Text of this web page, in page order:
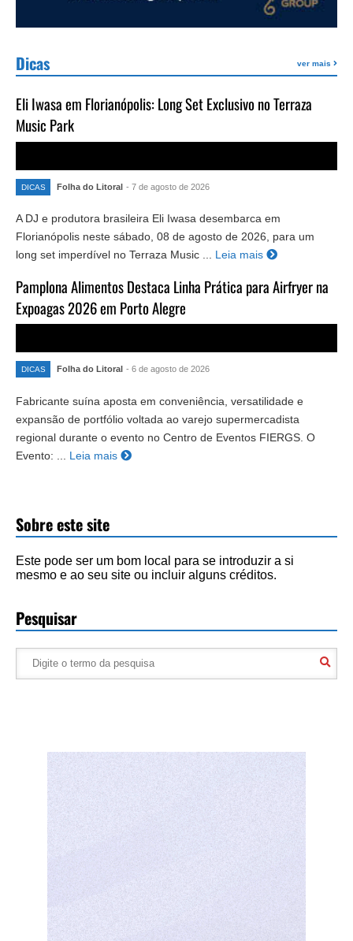
Dicas ver mais
Eli Iwasa em Florianópolis: Long Set Exclusivo no Terraza
Music Park
DICAS Folha do Litoral - 7 de agosto de 2026
A DJ e produtora brasileira Eli Iwasa desembarca em
Florianópolis neste sábado, 08 de agosto de 2026, para um
long set imperdível no Terraza Music ...
Leia mais
Pamplona Alimentos Destaca Linha Prática para Airfryer na
Expoagas 2026 em Porto Alegre
DICAS Folha do Litoral - 6 de agosto de 2026
Fabricante suína aposta em conveniência, versatilidade e
expansão de portfólio voltada ao varejo supermercadista
regional durante o evento no Centro de Eventos FIERGS. O
Evento: ...
Leia mais
Sobre este site
Este pode ser um bom local para se introduzir a si
mesmo e ao seu site ou incluir alguns créditos.
Pesquisar